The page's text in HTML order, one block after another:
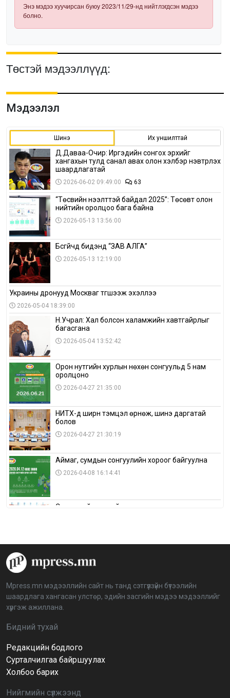
Энэ мэдээ хуучирсан буюу 2023/11/29-нд нийтлэгдсэн мэдээ
болно.
Төстэй мэдээллүүд:
Мэдээлэл
Шинэ Их уншилттай
Д.Даваа-Очир: Иргэдийн сонгох эрхийг
хангахын тулд санал авах олон хэлбэр нэвтрүүлэх
шаардлагатай
2026-06-02 09:49:00 63
“Төсвийн нээлттэй байдал 2025”: Төсөвт олон
нийтийн оролцоо бага байна
2026-05-13 13:56:00
Бүсгүйчүүд бидэнд “ЗАВ АЛГА”
2026-05-13 12:19:00
Украины дронууд Москваг түгшээж эхэллээ
2026-05-04 18:39:00
Н.Учрал: Хал болсон халамжийн хавтгайрлыг
багасгана
2026-05-04 13:52:42
Орон нутгийн хурлын нөхөн сонгуульд 5 нам
оролцоно
2026-04-27 21:35:00
НИТХ-д ширүүн тэмцэл өрнөж, шинэ даргатай
болов
2026-04-27 21:30:19
Аймаг, сумдын сонгуулийн хороог байгуулна
2026-04-08 16:14:41
Сонгуулийн хуулийн зөрчил, шалгах,
аймагт үргэлжилж байна
BTS-ийн тоглолтыг Netflix дэлхий даяар шууд
дамжуулна
Иргэдийн төлөөлөгчдийн хурлын 2026 оны
нөхөн сонгууль 6 дугаар сарын 21-нд болно
Д.Тэгшбаяр: НҮБ-ын тогтоол санаачилж,
Mpress.mn мэдээллийн сайт нь танд сэтгүүлзүйн бүтээлийн
шаардлага хангасан улстөр, эдийн засгийн мэдээ мэдээллийг
хүргэж ажиллана.
Бидний тухай
Редакцийн бодлого
Сурталчилгаа байршуулах
Холбоо барих
Нийгмийн сүлжээнд